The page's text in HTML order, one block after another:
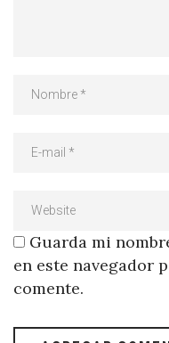
Guarda mi
en este navegador
comente.